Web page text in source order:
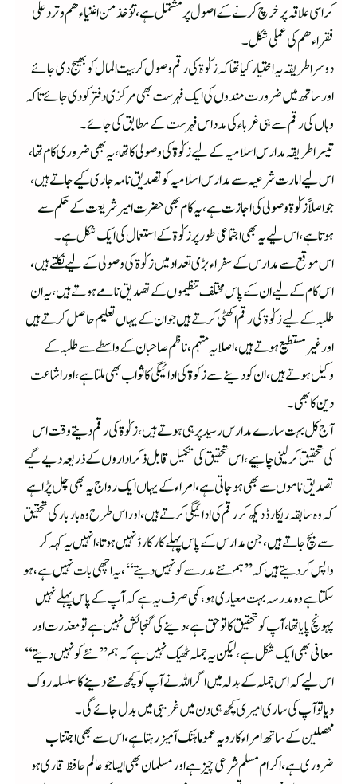
کر اسی علاقہ پر خرچ کرنے کے اصول پر مشتمل ہے، تؤخذ من اغنیاء ھم وترد علی
فقراء ھم کی عملی شکل ۔
دوسرا طریقہ یہ اختیار کیا تھا کہ زکوٰۃ کی رقم وصول کر بیت المال کو بھیج دی جائے
اور ساتھ میں ضرورت مندوں کی ایک فہرست بھی مرکزی دفتر کو دی جائے تاکہ
وہاں کی رقم سے ہی غرباء کی مدد اس فہرست کے مطابق کی جائے۔
تیسرا طریقہ مدارس اسلامیہ کے لیے زکوٰۃ کی وصولی کا تھا، یہ بھی ضروری کام تھا،
اس لیے امارت شرعیہ سے مدارس اسلامیہ کو تصدیق نامہ جاری کیے جاتے ہیں،
جو اصلاً زکوٰۃ وصولی کی اجازت ہے، یہ کام بھی حضرت امیر شریعت کے حکم سے
ہوتا ہے ، اس لیے یہ بھی اجتماعی طور پر زکوٰۃ کے استعمال کی ایک شکل ہے۔
اس موقع سے مدارس کے سفراء بڑی تعداد میں زکوٰۃ کی وصولی کے لیے نکلتے ہیں،
اس کام کے لیے ان کے پاس مختلف تنظیموں کے تصدیق نامے ہوتے ہیں، یہ ان
طلبہ کے لیے زکوٰۃ کی رقم اکھٹی کرتے ہیں جو ان کے یہاں تعلیم حاصل کرتے ہیں
اور غیر مستطیع ہوتے ہیں، اصلا یہ مہتمم ، ناظم صاحبان کے واسطے سے طلبہ کے
وکیل ہوتے ہیں، ان کو دینے سے زکوٰۃ کی ادائیگی کا ثواب بھی ملتا ہے ، اور اشاعت
دین کا بھی۔
آج کل بہت سارے مدارس رسید پر ہی ہوتے ہیں، زکوٰۃ کی رقم دیتے وقت اس
کی تحقیق کرلینی چاہیے، اس تحقیق کی تکمیل قابل ذکر اداروں کے ذریعہ دیے گیے
تصدیق ناموں سے بھی ہوجاتی ہے، امراء کے یہاں ایک رواج یہ بھی چل پڑا ہے
کہ وہ سابقہ ریکارڈ دیکھ کر رقم کی ادائیگی کرتے ہیں، اور اس طرح وہ بار بار کی تحقیق
سے بچ جاتے ہیں، جن مدارس کے پاس پہلے کا رکارڈ نہیں ہوتا، انہیں یہ کہہ کر
واپس کر دیتے ہیں کہ ’’ہم نئے مدرسے کو نہیں دیتے‘‘، یہ اچھی بات نہیں ہے ، ہو
سکتا ہے وہ مدرسہ بہت معیاری ہو ،کمی صرف یہ ہے کہ آپ کے پاس پہلے نہیں
پہونچ پایا تھا، آپ کو تحقیق کا تو حق ہے ، دینے کی گنجائش نہیں ہے تو معذرت اور
معافی بھی ایک شکل ہے ، لیکن یہ جملہ ٹھیک نہیں ہے کہ ہم ’’نئے کو نہیں دیتے‘‘
اس لیے کہ اس جملہ کے بدلہ میں اگر اللہ نے آپ کو کچھ نئے دینے کا سلسلہ روک
دیا تو آپ کی ساری امیری کچھ ہی دن میں غریبی میں بدل جائے گی۔
محصلین کے ساتھ امراء کا رویہ عموما ہتک آمیز رہتا ہے ، اس سے بھی اجتناب
ضروری ہے ، اکرام مسلم شرعی چیز ہے اور مسلمان بھی ایسا جو عالم حافظ قاری ہو